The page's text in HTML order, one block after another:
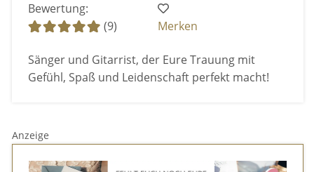
Bewertung:
(9)
Merken
Sänger und Gitarrist, der Eure Trauung mit
Gefühl, Spaß und Leidenschaft perfekt macht!
Anzeige